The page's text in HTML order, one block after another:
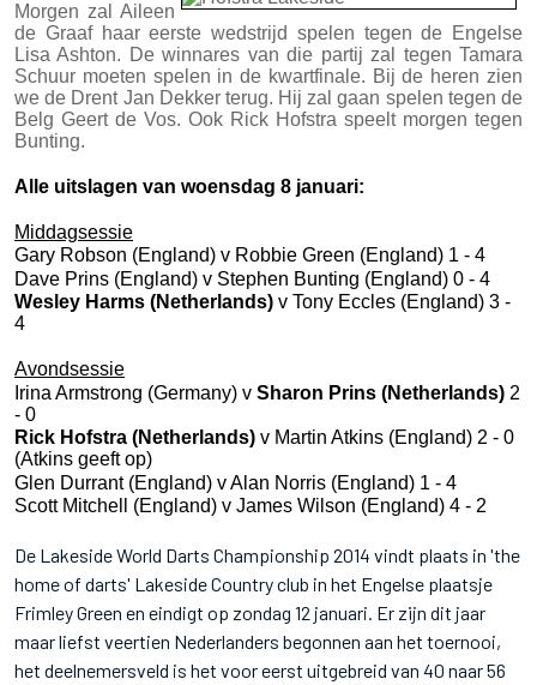
Morgen zal Aileen
de Graaf haar eerste wedstrijd spelen tegen de Engelse
Lisa Ashton. De winnares van die partij zal tegen Tamara
Schuur moeten spelen in de kwartfinale. Bij de heren zien
we de Drent Jan Dekker terug. Hij zal gaan spelen tegen de
Belg Geert de Vos. Ook Rick Hofstra speelt morgen tegen
Bunting.
Alle uitslagen van woensdag 8 januari:
Middagsessie
Gary Robson (England) v Robbie Green (England) 1 - 4
Dave Prins (England) v Stephen Bunting (England) 0 - 4
Wesley Harms (Netherlands) v Tony Eccles (England) 3 -
4
Avondsessie
Irina Armstrong (Germany) v Sharon Prins (Netherlands) 2
- 0
Rick Hofstra (Netherlands) v Martin Atkins (England) 2 - 0
(Atkins geeft op)
Glen Durrant (England) v Alan Norris (England) 1 - 4
Scott Mitchell (England) v James Wilson (England) 4 - 2
De Lakeside World Darts Championship 2014 vindt plaats in 'the
home of darts' Lakeside Country club in het Engelse plaatsje
Frimley Green en eindigt op zondag 12 januari. Er zijn dit jaar
maar liefst veertien Nederlanders begonnen aan het toernooi,
het deelnemersveld is het voor eerst uitgebreid van 40 naar 56